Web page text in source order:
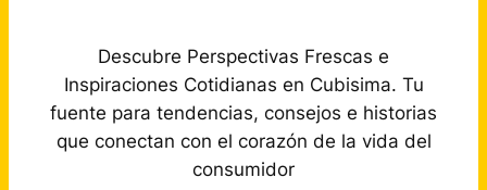
Descubre Perspectivas Frescas e
Inspiraciones Cotidianas en Cubisima. Tu
fuente para tendencias, consejos e historias
que conectan con el corazón de la vida del
consumidor